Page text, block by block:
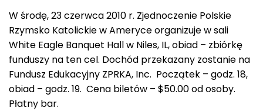
W środę, 23 czerwca 2010 r. Zjednoczenie Polskie
Rzymsko Katolickie w Ameryce organizuje w sali
White Eagle Banquet Hall w Niles, IL, obiad – zbiórkę
funduszy na ten cel. Dochód przekazany zostanie na
Fundusz Edukacyjny ZPRKA, Inc. Początek – godz. 18,
obiad – godz. 19. Cena biletów – $50.00 od osoby.
Płatny bar.